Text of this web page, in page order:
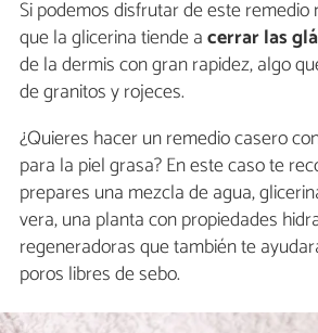
Si podemos disfrutar de este
que la glicerina tiende acerrar las
de la dermis con gran rapidez, algo
de granitos y rojeces.
¿Quieres hacer un remedio casero
para la piel grasa? En este caso te
prepares una mezcla de agua,
vera, una planta con propiedades
regeneradoras que también te
poros libres de sebo.